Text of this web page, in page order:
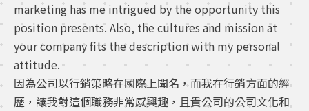
marketing has me intrigued by the opportunity this
position presents. Also, the cultures and mission at
your company fits the description with my personal
attitude.
因為公司以行銷策略在國際上聞名，而我在行銷方面的經
歷，讓我對這個職務非常感興趣，且貴公司的公司文化和